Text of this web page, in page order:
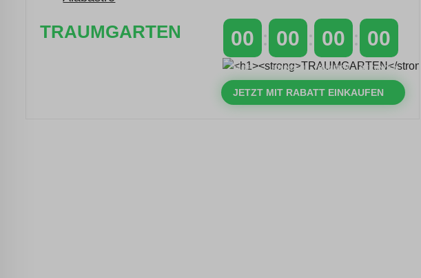
TRAUMGARTEN 00
TAGE
00
STUNDEN
00
MINUTEN
00
SEKUNDEN
JETZT MIT RABATT EINKAUFEN